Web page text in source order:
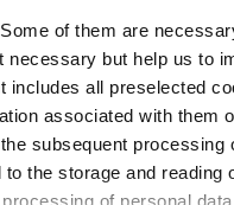
of them are
but help us to
includes all preselected
associated with them
subsequent processing
the storage and reading
of personal